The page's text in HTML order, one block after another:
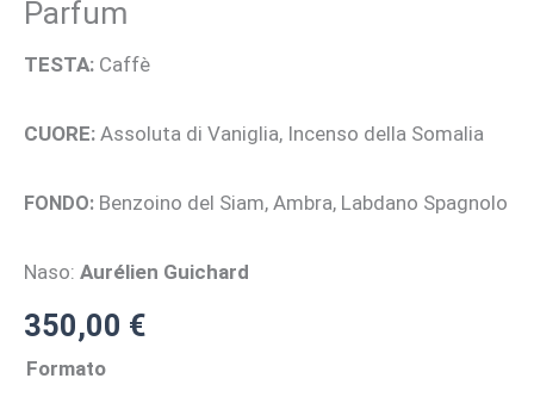
Parfum
TESTA: Caffè
CUORE: Assoluta di Vaniglia, Incenso della Somalia
FONDO: Benzoino del Siam, Ambra, Labdano Spagnolo
Naso: Aurélien Guichard
350,00 €
Formato